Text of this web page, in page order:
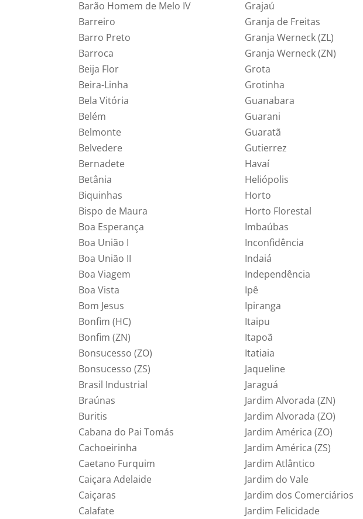
Barão Homem de Melo IV
Barreiro
Barro Preto
Barroca
Beija Flor
Beira-Linha
Bela Vitória
Belém
Belmonte
Belvedere
Bernadete
Betânia
Biquinhas
Bispo de Maura
Boa Esperança
Boa União I
Boa União II
Boa Viagem
Boa Vista
Bom Jesus
Bonfim (HC)
Bonfim (ZN)
Bonsucesso (ZO)
Bonsucesso (ZS)
Brasil Industrial
Braúnas
Buritis
Cabana do Pai Tomás
Cachoeirinha
Caetano Furquim
Caiçara Adelaide
Caiçaras
Calafate
Grajaú
Granja de Freitas
Granja Werneck (ZL)
Granja Werneck (ZN)
Grota
Grotinha
Guanabara
Guarani
Guaratã
Gutierrez
Havaí
Heliópolis
Horto
Horto Florestal
Imbaúbas
Inconfidência
Indaiá
Independência
Ipê
Ipiranga
Itaipu
Itapoã
Itatiaia
Jaqueline
Jaraguá
Jardim Alvorada (ZN)
Jardim Alvorada (ZO)
Jardim América (ZO)
Jardim América (ZS)
Jardim Atlântico
Jardim do Vale
Jardim dos Comerciários
Jardim Felicidade